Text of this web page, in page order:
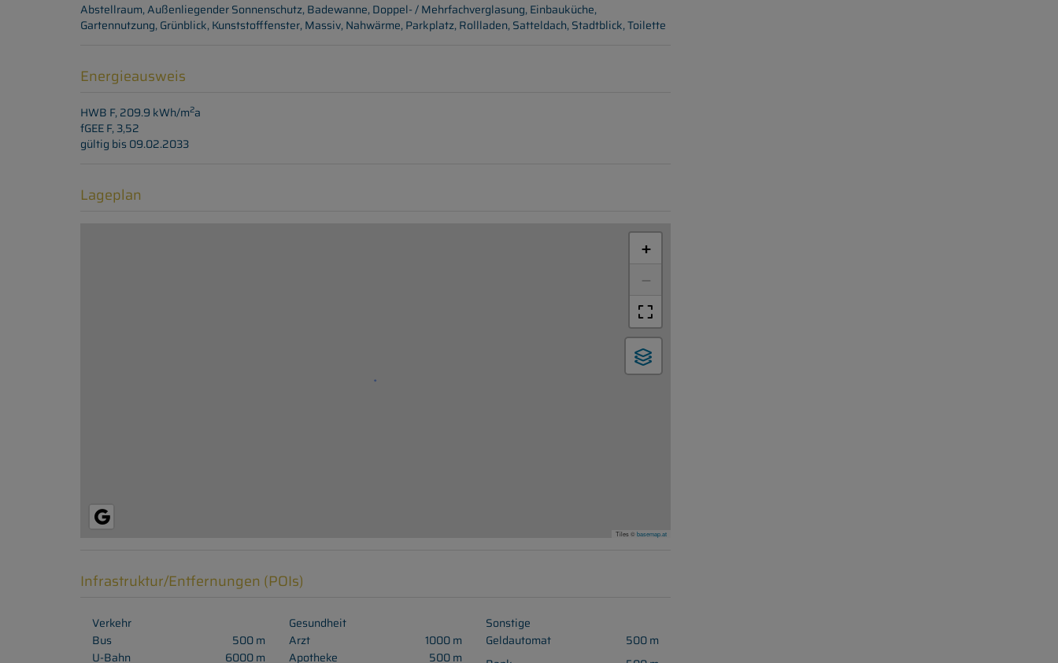
Abstellraum Außenliegender Sonnenschutz Badewanne Doppel- / Mehrfachverglasung Einbauküche
Gartennutzung Grünblick Kunststofffenster Massiv Nahwärme Parkplatz Rollladen Satteldach Stadtblick Toilette
Energieausweis
HWB F, 209.9 kWh/m2a
fGEEF, 3,52
gültig bis 09.02.2033
Lageplan
+
−
Tiles ©basemap.at
Infrastruktur/Entfernungen (POIs)
Verkehr
Bus
500 m
U-Bahn
6000 m
Gesundheit
Arzt
1000 m
Apotheke
500 m
Sonstige
Geldautomat
500 m